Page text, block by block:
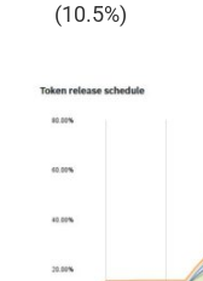
(10.5%)